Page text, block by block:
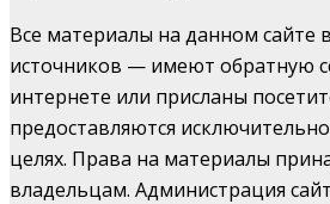
Все материалы на данном сайте
источников — имеют обратную
интернете или присланы
предоставляются
целях. Права на материалы
владельцам. Администрация